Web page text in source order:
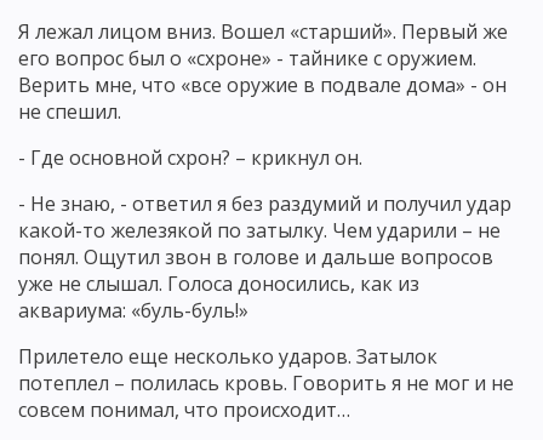
Я лежал лицом вниз. Вошел «старший». Первый же
его вопрос был о «схроне» - тайнике с оружием.
Верить мне, что «все оружие в подвале дома» - он
не спешил.
- Где основной схрон? – крикнул он.
- Не знаю, - ответил я без раздумий и получил удар
какой-то железякой по затылку. Чем ударили – не
понял. Ощутил звон в голове и дальше вопросов
уже не слышал. Голоса доносились, как из
аквариума: «буль-буль!»
Прилетело еще несколько ударов. Затылок
потеплел – полилась кровь. Говорить я не мог и не
совсем понимал, что происходит…